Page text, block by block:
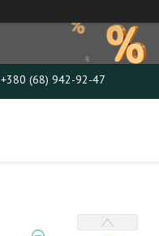
+380 (68) 942-92-47